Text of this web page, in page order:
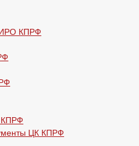
ИРО КПРФ
КПРФ
ЦК КПРФ